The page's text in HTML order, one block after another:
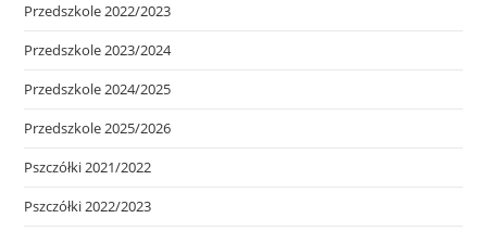
Przedszkole 2022/2023
Przedszkole 2023/2024
Przedszkole 2024/2025
Przedszkole 2025/2026
Pszczółki 2021/2022
Pszczółki 2022/2023